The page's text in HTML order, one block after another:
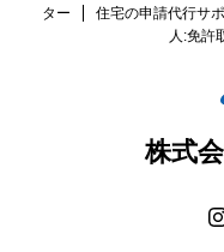
ター
住宅の申請代行サ
人:免許
株式